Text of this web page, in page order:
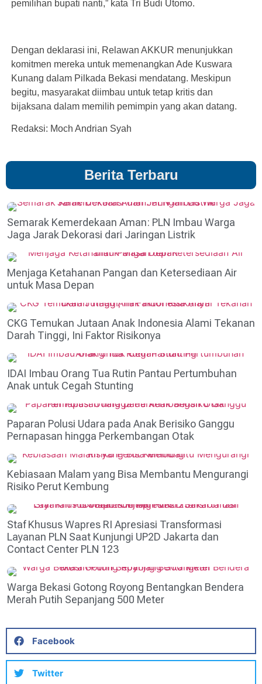
pemilihan bupati nanti,” kata Tri Budi Utomo.
Dengan deklarasi ini, Relawan AKKUR menunjukkan
komitmen mereka untuk memenangkan Ade Kuswara
Kunang dalam Pilkada Bekasi mendatang. Meskipun
begitu, masyarakat diimbau untuk tetap kritis dan
bijaksana dalam memilih pemimpin yang akan datang.
Redaksi: Moch Andrian Syah
Berita Terbaru
Semarak Kemerdekaan Aman: PLN Imbau Warga
Jaga Jarak Dekorasi dari Jaringan Listrik
Menjaga Ketahanan Pangan dan Ketersediaan Air
untuk Masa Depan
CKG Temukan Jutaan Anak Indonesia Alami Tekanan
Darah Tinggi, Ini Faktor Risikonya
IDAI Imbau Orang Tua Rutin Pantau Pertumbuhan
Anak untuk Cegah Stunting
Paparan Polusi Udara pada Anak Berisiko Ganggu
Pernapasan hingga Perkembangan Otak
Kebiasaan Malam yang Bisa Membantu Mengurangi
Risiko Perut Kembung
Staf Khusus Wapres RI Apresiasi Transformasi
Layanan PLN Saat Kunjungi UP2D Jakarta dan
Contact Center PLN 123
Warga Bekasi Gotong Royong Bentangkan Bendera
Merah Putih Sepanjang 500 Meter
Facebook
Twitter